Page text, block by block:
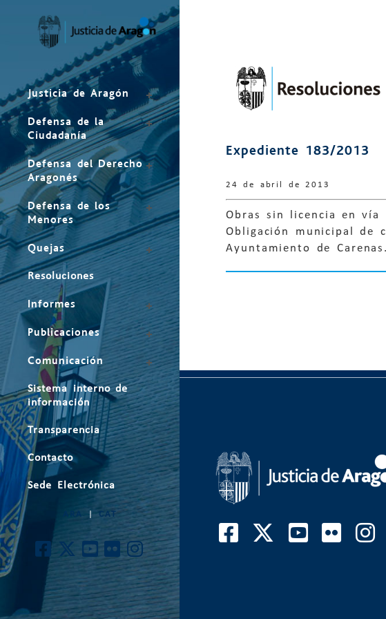
Justicia de Aragón
Defensa de la
Ciudadanía
Defensa del Derecho
Aragonés
Defensa de los
Menores
Quejas
Resoluciones
Informes
Publicaciones
Comunicación
Sistema interno de
información
Transparencia
Contacto
Sede Electrónica
|CAT
Expediente 183/2013
24 de abril de 2013
Obras sin licencia en
Obligación municipal de
Ayuntamiento de Carenas.